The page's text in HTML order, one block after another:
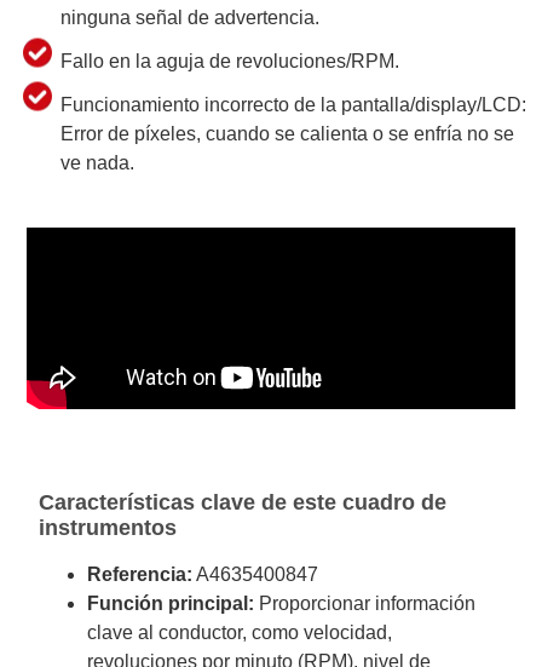
ninguna señal de advertencia.
Fallo en la aguja de revoluciones/RPM.
Funcionamiento incorrecto de la pantalla/display/LCD:
Error de píxeles, cuando se calienta o se enfría no se
ve nada.
Características clave de este cuadro de
instrumentos
Referencia: A4635400847
Función principal: Proporcionar información
clave al conductor, como velocidad,
revoluciones por minuto (RPM), nivel de